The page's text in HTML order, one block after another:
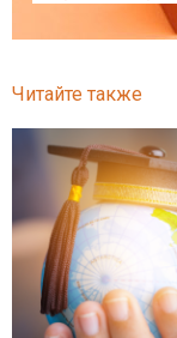
Читайте также